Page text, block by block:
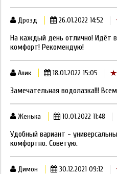
Дрозд 26.01.2022 14:52
На каждый день отлично! Идёт
комфорт! Рекомендую!
Алик 18.01.2022 15:05
Замечательная водолазка!!!
Женька 10.01.2022 11:48
Удобный вариант -
комфортно. Советую.
Димон 30.12.2021 09:12